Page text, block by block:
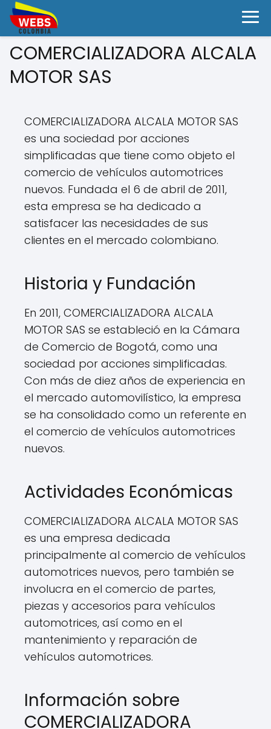
COMERCIALIZADORA ALCALA
MOTOR SAS
COMERCIALIZADORA ALCALA MOTOR SAS
es una sociedad por acciones
simplificadas que tiene como objeto el
comercio de vehículos automotrices
nuevos. Fundada el 6 de abril de 2011,
esta empresa se ha dedicado a
satisfacer las necesidades de sus
clientes en el mercado colombiano.
Historia y Fundación
En 2011, COMERCIALIZADORA ALCALA
MOTOR SAS se estableció en la Cámara
de Comercio de Bogotá, como una
sociedad por acciones simplificadas.
Con más de diez años de experiencia en
el mercado automovilístico, la empresa
se ha consolidado como un referente en
el comercio de vehículos automotrices
nuevos.
Actividades Económicas
COMERCIALIZADORA ALCALA MOTOR SAS
es una empresa dedicada
principalmente al comercio de vehículos
automotrices nuevos, pero también se
involucra en el comercio de partes,
piezas y accesorios para vehículos
automotrices, así como en el
mantenimiento y reparación de
vehículos automotrices.
Información sobre
COMERCIALIZADORA